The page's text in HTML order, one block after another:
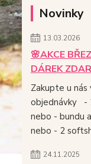
Novinky
13.03.2026
🌸AKCE
DÁREK
Zakupte u nás
objednávky -
nebo - bundu
nebo - 2
24.11.2025